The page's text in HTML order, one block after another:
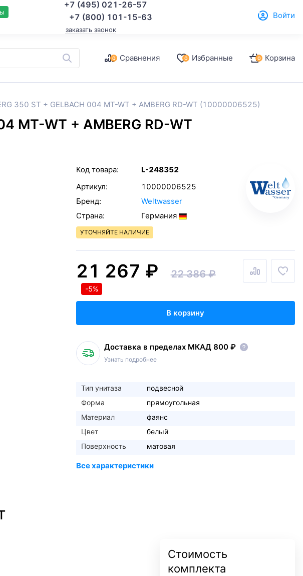
+7 (495) 021-26-57
+7 (800) 101-15-63
заказать звонок
Войти
0 Сравнения 0 Избранные 0 Корзина
350 ST + GELBACH 004 MT-WT + AMBERG RD-WT (10000006525)
MT-WT + AMBERG RD-WT
Код товара:
L-248352
Артикул:
10000006525
Бренд:
Weltwasser
Страна:
Германия
УТОЧНЯЙТЕ НАЛИЧИЕ
21 267 ₽ 22 386 ₽
-5%
В корзину
Доставка в пределах МКАД 800 ₽
Узнать подробнее
Тип унитаза
подвесной
Форма
прямоугольная
Материал
фаянс
Цвет
белый
Поверхность
матовая
Стоимость
комплекта